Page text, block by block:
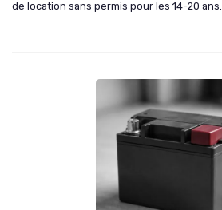
de location sans permis pour les 14-20 ans.